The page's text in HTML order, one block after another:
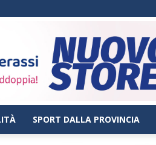
SPORT DALLA PROVINCIA